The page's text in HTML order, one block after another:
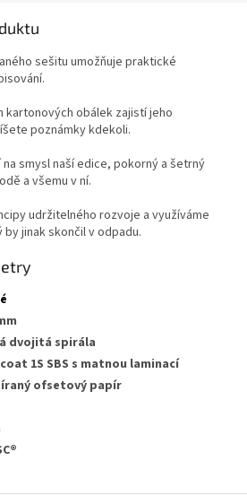
sešitu umožňuje praktické
kartonových obálek zajistí jeho
poznámky kdekoli.
smysl naší edice, pokorný a šetrný
a všemu v ní.
udržitelného rozvoje a využíváme
jinak skončil v odpadu.
dvojitá spirála
1S SBS s matnou laminací
ofsetový papír